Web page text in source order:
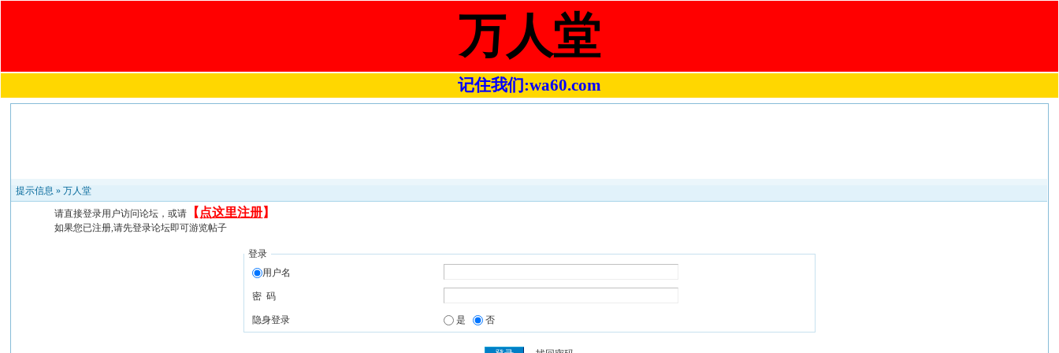
万人堂
记住我们:wa60.com
提示信息 »万人堂
请直接登录用户访问论坛，或请 【 点这里注册】
如果您已注册,请先登录论坛即可游览帖子
登录
用户名
密 码
隐身登录 是 否